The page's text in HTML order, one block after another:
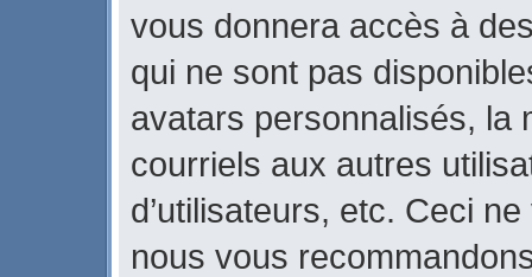
vous donnera accès à
qui ne sont pas
avatars personnalisés, la
courriels aux autres
d’utilisateurs, etc. Ceci
nous vous